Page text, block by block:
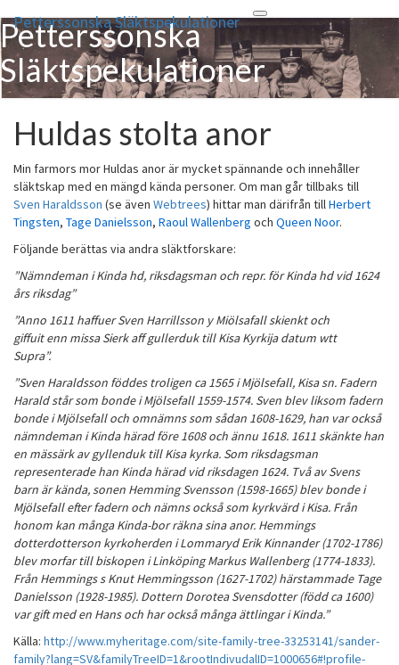
Toggle
navigation
Petterssonska Släktspekulationer
Petterssonska
Släktspekulationer
Disce Pati
Huldas
stolta
Huldas stolta anor
Min farmors mor Huldas anor är mycket spännande och innehåller
släktskap med en mängd kända personer. Om man går tillbaks till
Sven Haraldsson (se även Webtrees) hittar man därifrån tillHerbert
Tingsten, Tage Danielsson, Raoul Wallenberg och Queen Noor.
Följande berättas via andra släktforskare:
”Nämndeman i Kinda hd, riksdagsman och repr. för Kinda hd vid 1624
års riksdag”
”Anno 1611 haffuer Sven Harrillsson y Miölsafall skienkt och
giffuit enn missa Sierk aff gullerduk till Kisa Kyrkija datum wtt
Supra”.
”Sven Haraldsson föddes troligen ca 1565 i Mjölsefall, Kisa sn. Fadern
Harald står som bonde i Mjölsefall 1559-1574. Sven blev liksom fadern
bonde i Mjölsefall och omnämns som sådan 1608-1629, han var också
nämndeman i Kinda härad före 1608 och ännu 1618. 1611 skänkte han
en mässärk av gyllenduk till Kisa kyrka. Som riksdagsman
representerade han Kinda härad vid riksdagen 1624. Två av Svens
barn är kända, sonen Hemming Svensson (1598-1665) blev bonde i
Mjölsefall efter fadern och nämns också som kyrkvärd i Kisa. Från
honom kan många Kinda-bor räkna sina anor. Hemmings
dotterdotterson kyrkoherden i Lommaryd Erik Kinnander (1702-1786)
blev morfar till biskopen i Linköping Markus Wallenberg (1774-1833).
Från Hemmings s Knut Hemmingsson (1627-1702) härstammade Tage
Danielsson (1928-1985). Dottern Dorotea Svensdotter (född ca 1600)
var gift med en Hans och har också många ättlingar i Kinda.”
Källa: http://www.myheritage.com/site-family-tree-33253141/sander-
family?lang=SV&familyTreeID=1&rootIndivudalID=1000656#!profile-